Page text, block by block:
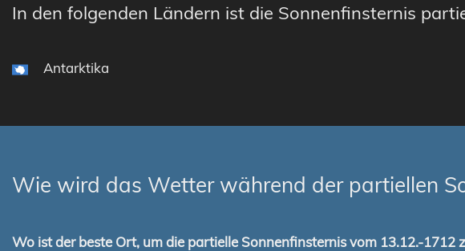
In den folgenden Ländern ist die Sonnenfinsternis
Antarktika
Wie wird das Wetter während der partiellen
Wo ist der beste Ort, um die partielle Sonnenfinsternis vom 13.12.-1712